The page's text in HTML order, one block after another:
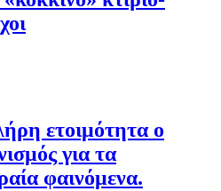
ετοιμότητα ο
για τα
φαινόμενα.